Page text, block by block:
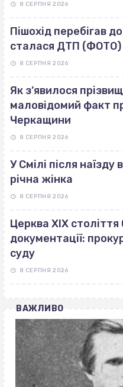
8 СЕРПНЯ 2026
Пішохід перебігав
сталася ДТП (ФОТО)
8 СЕРПНЯ 2026
Як з’явилося
маловідомий факт
Черкащини
8 СЕРПНЯ 2026
У Смілі після
річна жінка
8 СЕРПНЯ 2026
Церква ХІХ
документації:
суду
8 СЕРПНЯ 2026
ВАЖЛИВО